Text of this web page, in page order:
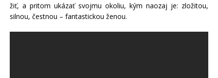
žiť, a pritom ukázať svojmu okoliu, kým naozaj je: zložitou,
silnou, čestnou – fantastickou ženou.